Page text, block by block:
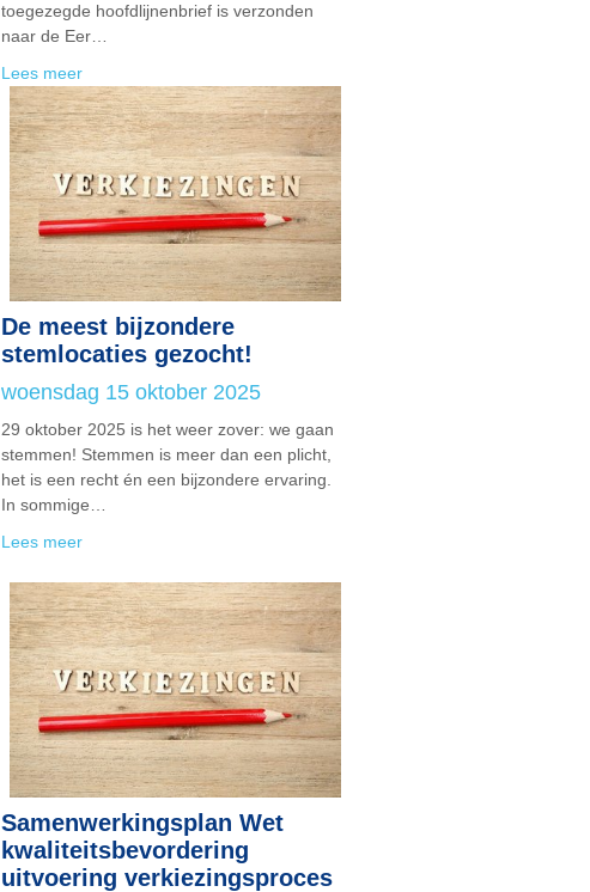
toegezegde hoofdlijnenbrief is verzonden
naar de Eer…
Lees meer
De meest bijzondere
stemlocaties gezocht!
woensdag 15 oktober 2025
29 oktober 2025 is het weer zover: we gaan
stemmen! Stemmen is meer dan een plicht,
het is een recht én een bijzondere ervaring.
In sommige…
Lees meer
Samenwerkingsplan Wet
kwaliteitsbevordering
uitvoering verkiezingsproces